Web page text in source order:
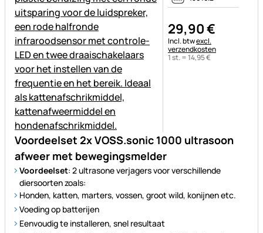
Voordeelset 2x VOSS.sonic 1000 ultrasoon
afweer met bewegingsmelder
Voordeelset: 2 ultrasone verjagers voor verschillende
diersoorten zoals:
Honden, katten, marters, vossen, groot wild, konijnen etc.
Voeding op batterijen
Eenvoudig te installeren, snel resultaat
29,90€
Belastinginformatie:
Incl. btwexcl.
verzendkosten
1 st. =14,95€